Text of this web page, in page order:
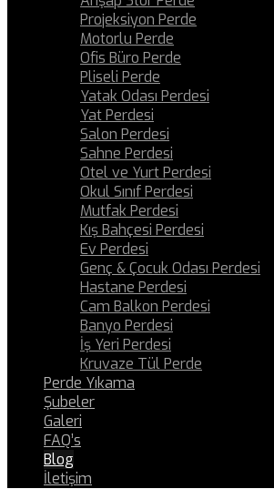
Projeksiyon Perde
Motorlu Perde
Ofis Büro Perde
Pliseli Perde
Yatak Odası Perdesi
Yat Perdesi
Salon Perdesi
Sahne Perdesi
Otel ve Yurt Perdesi
Okul Sınıf Perdesi
Mutfak Perdesi
Kış Bahçesi Perdesi
Ev Perdesi
Genç & Çocuk Odası Perdesi
Hastane Perdesi
Cam Balkon Perdesi
Banyo Perdesi
İş Yeri Perdesi
Kruvaze Tül Perde
Perde Yıkama
Şubeler
Galeri
FAQ’s
Blog
İletişim